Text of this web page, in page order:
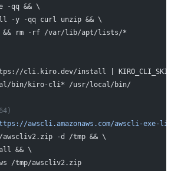
-qq && \
-y -qq curl unzip && \
rm -rf /var/lib/apt/lists/*
cli.kiro.dev/install |
bin/kiro-cli* /usr/local/bin/
awscli.amazonaws.com/awscli-exe-
-d /tmp && \
&& \
/tmp/awscliv2.zip